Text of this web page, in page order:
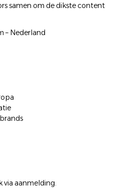
samen om de dikste content
– Nederland
via aanmelding.